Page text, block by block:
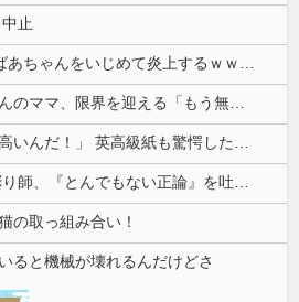
止
【胸糞】Zクソガキ、おばあちゃんをいじめて炎上するｗｗｗｗ
【悲報】息子がみいちゃんのママ、限界を迎える「もう無理。普通の家庭を築きたい。普通の子育てをしたい。」
海外「日本人はなんて気高いんだ！」 英高級紙も驚愕した極限の中の日本人の姿に世界が衝撃
【画像】 全身入れ墨の彫り師、『とんでもない正論』を吐いて30万再生されてしまうｗｗｗｗｗｗｗ
の取っ組み合い！
ると機械が壊れるんだけどさ